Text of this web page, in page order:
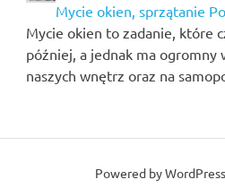
Mycie okien, sprzątanie
Mycie okien to zadanie, które
później, a jednak ma ogromny
naszych wnętrz oraz na
Powered byWordPress